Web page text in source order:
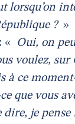
lorsqu’on
? »
« Oui, on
voulez, sur
à ce
que vous
dire, je